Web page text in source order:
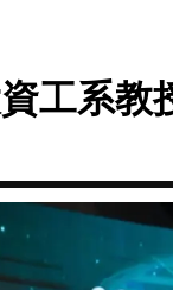
工系教